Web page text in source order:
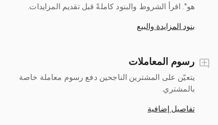
هو". اقرأ الشروط والبنود كاملةً قبل تقديم المزايدات.
بنود المزايدة والبيع
رسوم المعاملات
يتعيّن على المشترين الناجحين دفع رسوم معاملة خاصة
بالمشتري.
تفاصيل إضافية